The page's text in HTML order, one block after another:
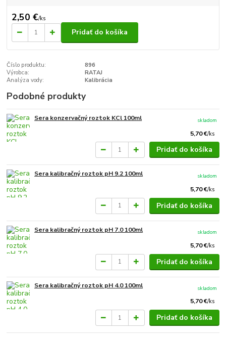
2,50 €/ks
Pridať do košíka
Číslo produktu:
896
Výrobca:
RATAJ
Analýza vody:
Kalibrácia
Podobné produkty
Sera konzervačný roztok KCl 100ml
5,70 €/ks
skladom
Pridať do košíka
Sera kalibračný roztok pH 9.2 100ml
5,70 €/ks
skladom
Pridať do košíka
Sera kalibračný roztok pH 7.0 100ml
5,70 €/ks
skladom
Pridať do košíka
Sera kalibračný roztok pH 4.0 100ml
5,70 €/ks
skladom
Pridať do košíka